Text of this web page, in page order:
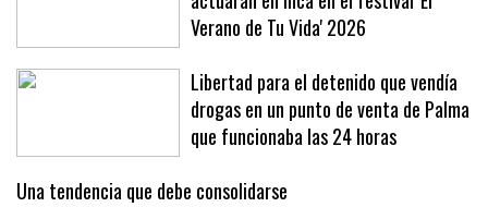
David Bustamante y Rosa López
actuarán en Inca en el festival 'El
Verano de Tu Vida' 2026
Libertad para el detenido que vendía
drogas en un punto de venta de Palma
que funcionaba las 24 horas